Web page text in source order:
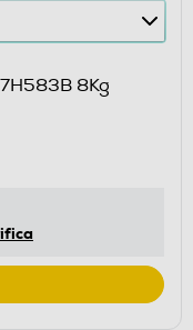
8Kg